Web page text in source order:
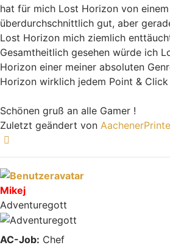
hat für mich Lost Horizon von
überdurchschnittlich gut, aber
Lost Horizon mich ziemlich
Gesamtheitlich gesehen würde ich
Horizon einer meiner absoluten
Horizon wirklich jedem Point &
Schönen gruß an alle Gamer !
Zuletzt geändert von AachenerPrinte
Mikej
Adventuregott
AC-Job: Chef